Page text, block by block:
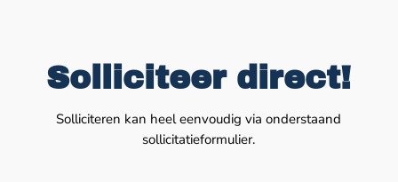
Solliciteer direct!
Solliciteren kan heel eenvoudig via onderstaand
sollicitatieformulier.